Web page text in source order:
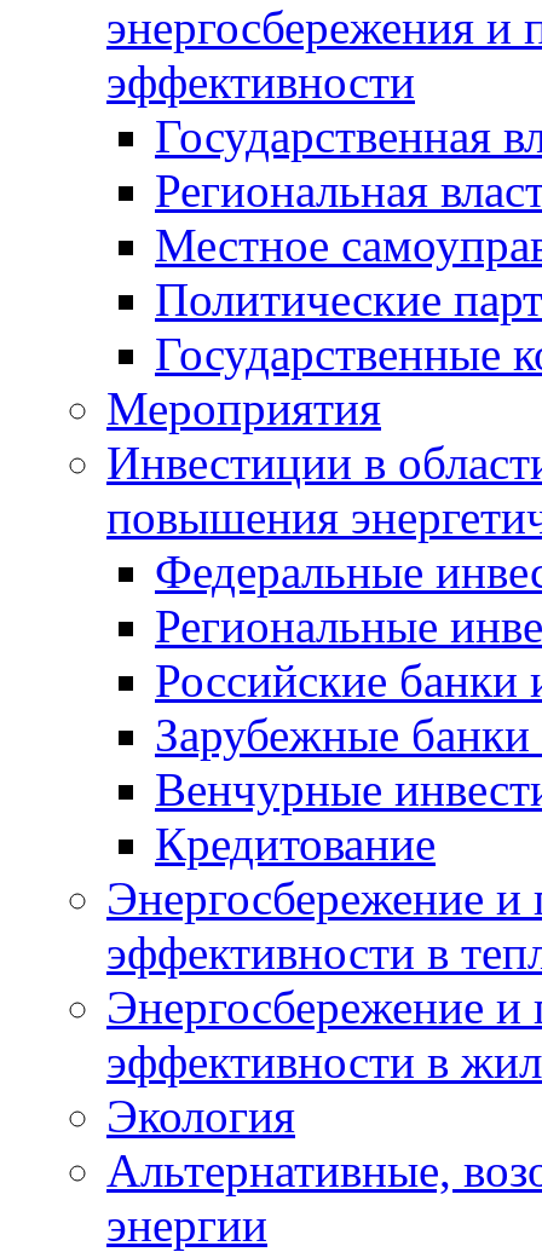
энергосбережения и
эффективности
Государственная
Региональная
Местное
Политические
Государственные
Мероприятия
Инвестиции в
повышения
Федеральные
Региональные
Российские
Зарубежные
Венчурные
Кредитование
Энергосбережение и
эффективности в
Энергосбережение и
эффективности в
Экология
Альтернативные,
энергии